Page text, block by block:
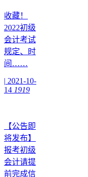
收藏！
2022初级
会计考试
规定、时
间……
| 2021-10-
14 1919
【公告即
将发布】
报考初级
会计请提
前完成信